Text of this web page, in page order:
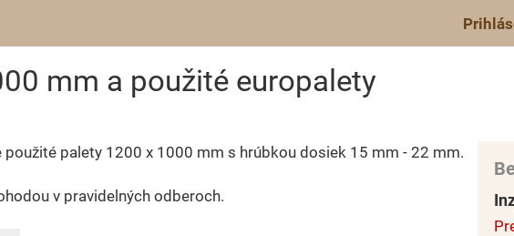
mm a použité europalety
použité palety 1200 x 1000 mm s hrúbkou dosiek 15 mm - 22 mm.
v pravidelných odberoch.